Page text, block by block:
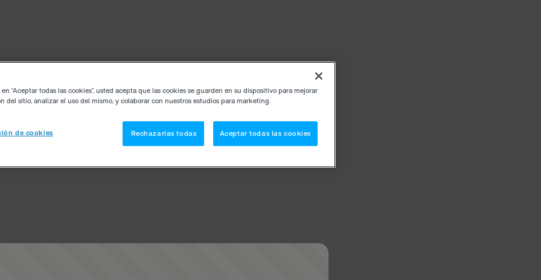
“Aceptar todas las cookies”, usted acepta que las cookies se guarden en su dispositivo para mejorar
del sitio, analizar el uso del mismo, y colaborar con nuestros estudios para marketing.
de cookies Rechazarlas todas Aceptar todas las cookies